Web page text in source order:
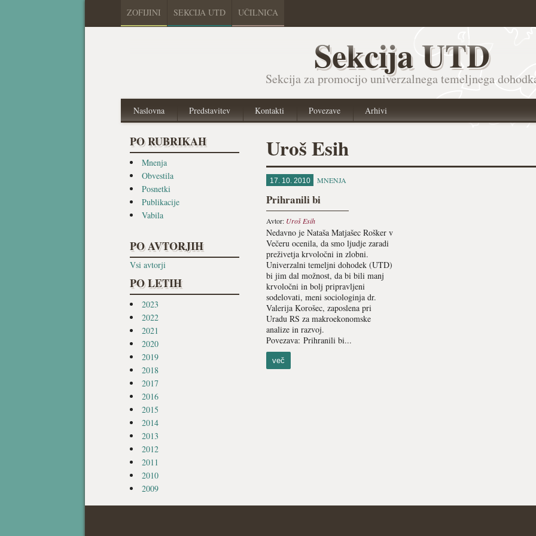
ZOFIJINI SEKCIJA UTD UČILNICA
Sekcija UTD
Sekcija za promocijo univerzalnega temeljnega
Naslovna Predstavitev Kontakti Povezave Arhivi
PO RUBRIKAH
Mnenja
Obvestila
Posnetki
Publikacije
Vabila
PO AVTORJIH
Vsi avtorji
PO LETIH
2023
2022
2021
2020
2019
2018
2017
2016
2015
2014
2013
2012
2011
2010
2009
Uroš Esih
17. 10. 2010 MNENJA
Prihranili bi
Avtor: Uroš Esih
Nedavno je Nataša Matjašec Rošker v
Večeru ocenila, da smo ljudje zaradi
preživetja krvoločni in zlobni.
Univerzalni temeljni dohodek (UTD)
bi jim dal možnost, da bi bili manj
krvoločni in bolj pripravljeni
sodelovati, meni sociologinja dr.
Valerija Korošec, zaposlena pri
Uradu RS za makroekonomske
analize in razvoj.
Povezava: Prihranili bi...
več